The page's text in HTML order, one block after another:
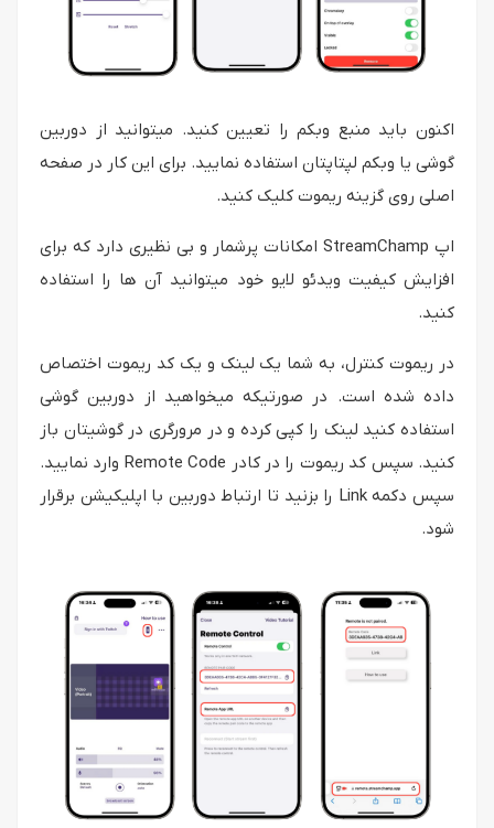
اکنون باید منبع وبکم را تعیین کنید. میتوانید از دوربین
گوشی یا وبکم لپتاپتان استفاده نمایید. برای این کار در صفحه
اصلی روی گزینه ریموت کلیک کنید.
اپ StreamChamp امکانات پرشمار و بی نظیری دارد که برای
افزایش کیفیت ویدئو لایو خود میتوانید آن ها را استفاده
کنید.
در ریموت کنترل، به شما یک لینک و یک کد ریموت اختصاص
داده شده است. در صورتیکه میخواهید از دوربین گوشی
استفاده کنید لینک را کپی کرده و در مرورگری در گوشیتان باز
کنید. سپس کد ریموت را در کادر Remote Code وارد نمایید.
سپس دکمه Link را بزنید تا ارتباط دوربین با اپلیکیشن برقرار
شود.